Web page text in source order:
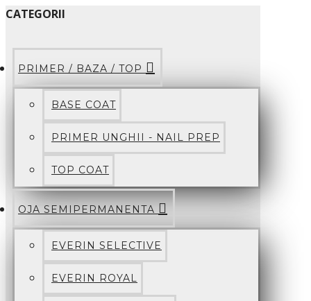
CATEGORII
PRIMER / BAZA / TOP
BASE COAT
PRIMER UNGHII - NAIL PREP
TOP COAT
OJA SEMIPERMANENTA
EVERIN SELECTIVE
EVERIN ROYAL